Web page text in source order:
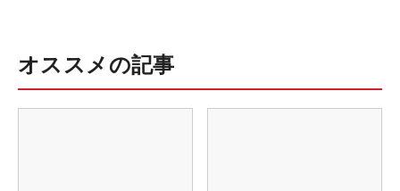
オススメの記事